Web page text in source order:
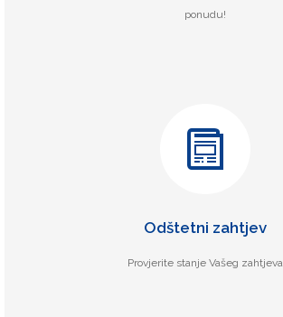
ponudu!
Odštetni zahtjev
Provjerite stanje Vašeg zahtjeva